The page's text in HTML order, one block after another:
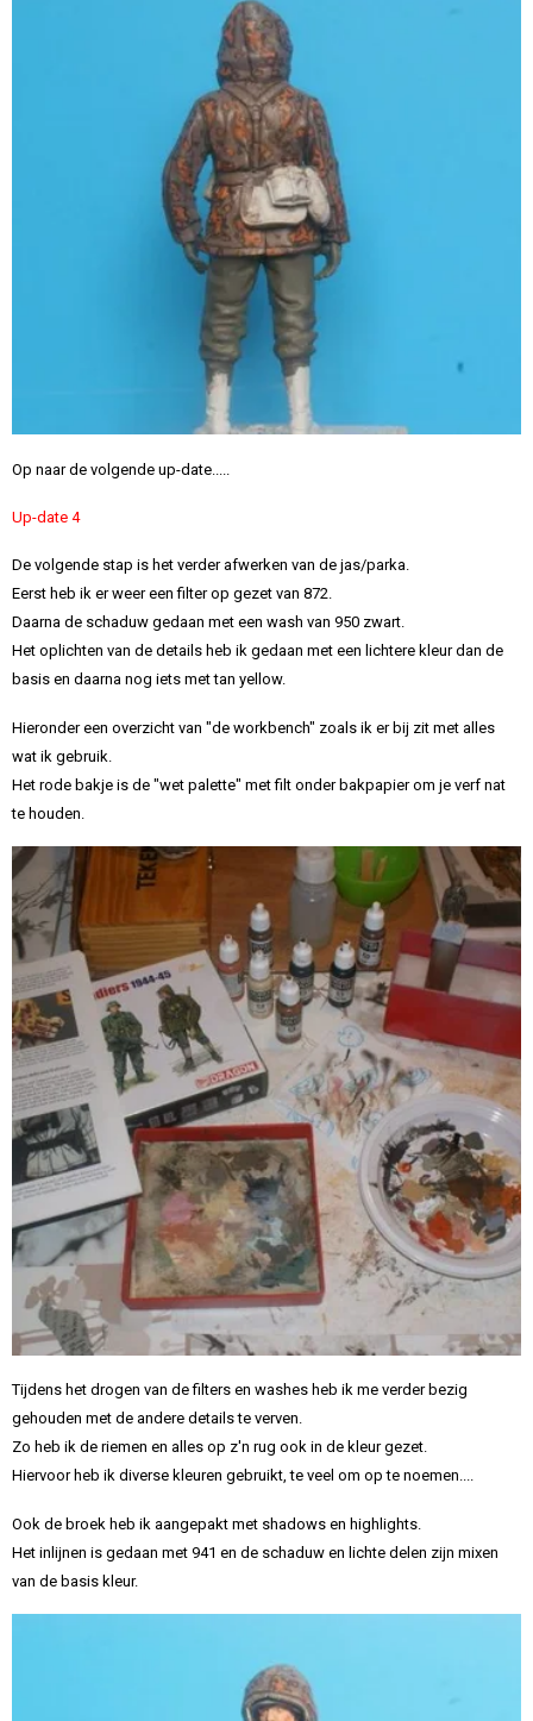
Op naar de volgende up-date.....
Up-date 4
De volgende stap is het verder afwerken van de jas/parka.
Eerst heb ik er weer een filter op gezet van 872.
Daarna de schaduw gedaan met een wash van 950 zwart.
Het oplichten van de details heb ik gedaan met een lichtere kleur dan de
basis en daarna nog iets met tan yellow.
Hieronder een overzicht van "de workbench" zoals ik er bij zit met alles
wat ik gebruik.
Het rode bakje is de "wet palette" met filt onder bakpapier om je verf nat
te houden.
Tijdens het drogen van de filters en washes heb ik me verder bezig
gehouden met de andere details te verven.
Zo heb ik de riemen en alles op z'n rug ook in de kleur gezet.
Hiervoor heb ik diverse kleuren gebruikt, te veel om op te noemen....
Ook de broek heb ik aangepakt met shadows en highlights.
Het inlijnen is gedaan met 941 en de schaduw en lichte delen zijn mixen
van de basis kleur.